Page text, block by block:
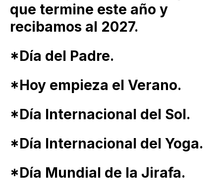
que termine este año y
recibamos al 2027.
*Día del Padre.
*Hoy empieza el Verano.
*Día Internacional del Sol.
*Día Internacional del Yoga.
*Día Mundial de la Jirafa.